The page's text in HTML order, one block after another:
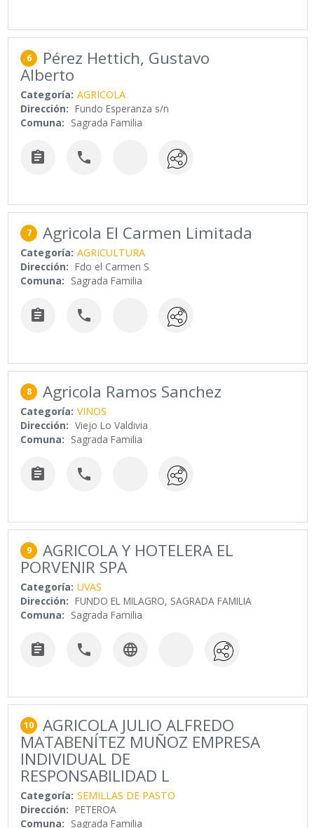
6 Pérez Hettich, Gustavo
Alberto
Categoría: AGRICOLA
Dirección: Fundo Esperanza s/n
Comuna: Sagrada Familia
 
7 Agricola El Carmen Limitada
Categoría: AGRICULTURA
Dirección: Fdo el Carmen S
Comuna: Sagrada Familia
 
8 Agricola Ramos Sanchez
Categoría: VINOS
Dirección: Viejo Lo Valdivia
Comuna: Sagrada Familia
 
9 AGRICOLA Y HOTELERA EL
PORVENIR SPA
Categoría: UVAS
Dirección: FUNDO EL MILAGRO, SAGRADA FAMILIA
Comuna: Sagrada Familia
  
10 AGRICOLA JULIO ALFREDO
MATABENÍTEZ MUÑOZ EMPRESA
INDIVIDUAL DE
RESPONSABILIDAD L
Categoría: SEMILLAS DE PASTO
Dirección: PETEROA
Comuna: Sagrada Familia